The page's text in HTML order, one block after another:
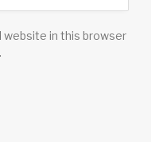
website in this browser